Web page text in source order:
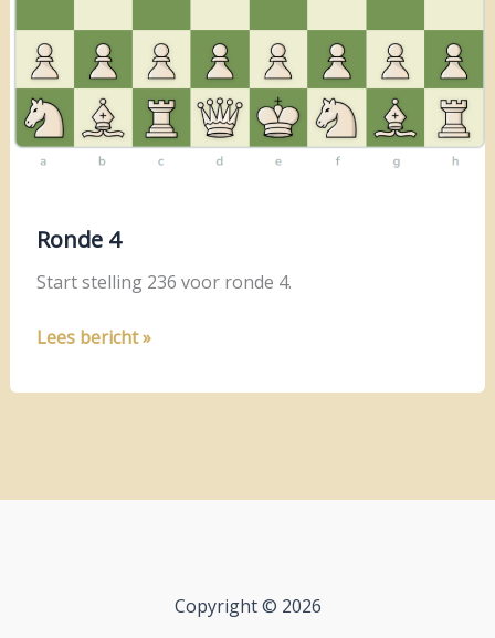
Ronde 4
Start stelling 236 voor ronde 4.
Ronde
Lees bericht »
Copyright © 2026